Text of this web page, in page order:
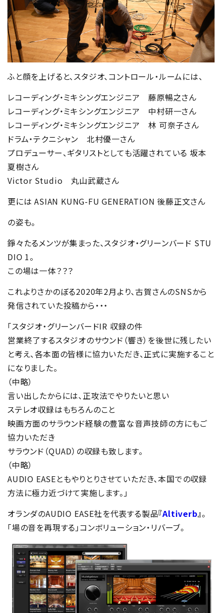
ふと顔を上げると、スタジオ、コントロール・ルームには、
レコーディング・ミキシングエンジニア 藤原暢之さん
レコーディング・ミキシングエンジニア 中村研一さん
レコーディング・ミキシングエンジニア 林 可奈子さん
ドラム・テクニシャン 北村優一さん
プロデューサー、ギタリストとしても活躍されている 坂本
夏樹さん
Victor Studio 丸山武蔵さん
更には ASIAN KUNG-FU GENERATION 後藤正文さん
の姿も。
錚々たるメンツが集まった、スタジオ・グリーンバード STU
DIO 1。
この場は一体？？？
これよりさかのぼる2020年2月より、古賀さんのSNSから
発信されていた投稿から・・・
「スタジオ・グリーンバードIR 収録の件
営業終了するスタジオのサウンド（響き）を後世に残したい
と考え、各本面の皆様に協力いただき、正式に実施すること
になりました。
（中略）
言い出したからには、正攻法でやりたいと思い
ステレオ収録はもちろんのこと
映画方面のサラウンド経験の豊富な音声技師の方にもご
協力いただき
サラウンド（QUAD）の収録も致します。
（中略）
AUDIO EASEともやりとりさせていただき、本国での収録
方法に極力近づけて実施します。」
オランダのAUDIO EASE社を代表する製品『Altiverb』。
「場の音を再現する」コンボリューション・リバーブ。